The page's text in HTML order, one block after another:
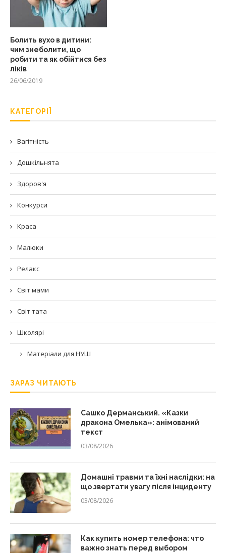
Болить вухо в дитини:
чим знеболити, що
робити та як обійтися без
ліків
26/06/2019
КАТЕГОРІЇ
Вагітність
Дошкільнята
Здоров'я
Конкурси
Краса
Малюки
Релакс
Світ мами
Світ тата
Школярі
Матеріали для НУШ
ЗАРАЗ ЧИТАЮТЬ
Сашко Дерманський. «Казки
дракона Омелька»: анімований
текст
03/08/2026
Домашні травми та їхні наслідки: на
що звертати увагу після інциденту
03/08/2026
Как купить номер телефона: что
важно знать перед выбором